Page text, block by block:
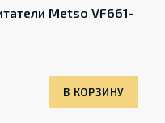
Metso VF661-
В КОРЗИНУ